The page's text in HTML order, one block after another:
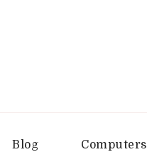
Blog Computers